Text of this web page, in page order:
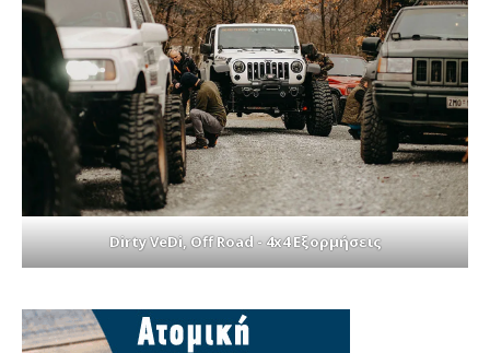
Dirty VeDi, Off Road - 4x4 Εξορμήσεις